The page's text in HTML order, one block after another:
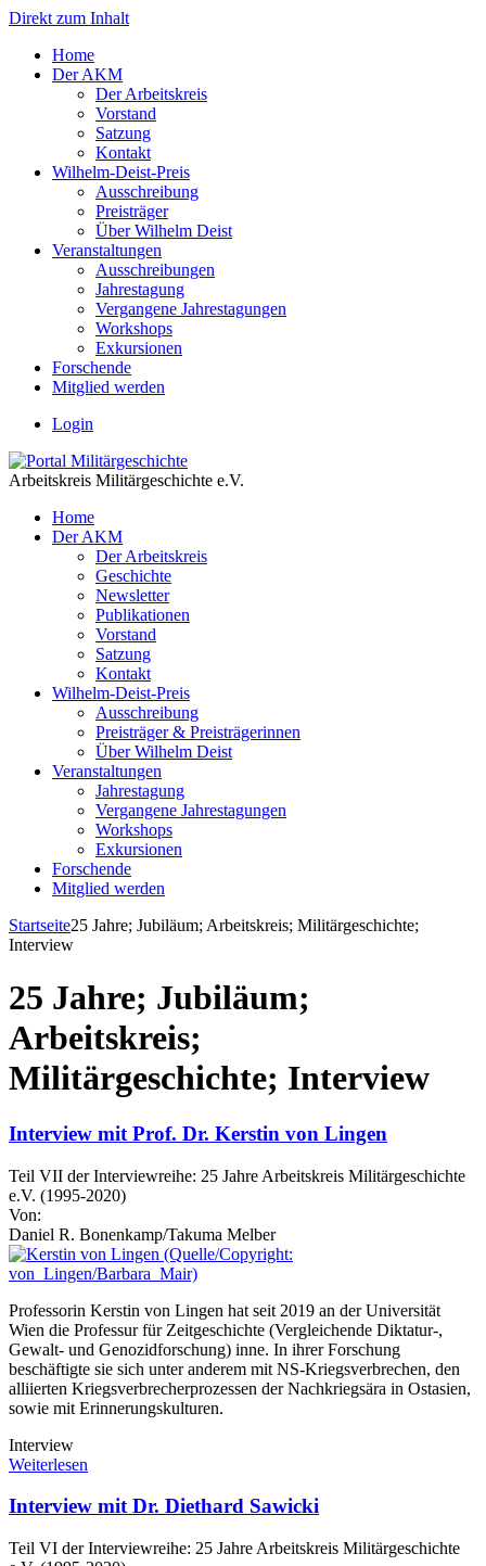
Direkt zum Inhalt
Home
Der AKM
Der Arbeitskreis
Vorstand
Satzung
Kontakt
Wilhelm-Deist-Preis
Ausschreibung
Preisträger
Über Wilhelm Deist
Veranstaltungen
Ausschreibungen
Jahrestagung
Vergangene Jahrestagungen
Workshops
Exkursionen
Forschende
Mitglied werden
Login
Arbeitskreis Militärgeschichte e.V.
Home
Der AKM
Der Arbeitskreis
Geschichte
Newsletter
Publikationen
Vorstand
Satzung
Kontakt
Wilhelm-Deist-Preis
Ausschreibung
Preisträger & Preisträgerinnen
Über Wilhelm Deist
Veranstaltungen
Jahrestagung
Vergangene Jahrestagungen
Workshops
Exkursionen
Forschende
Mitglied werden
Startseite25 Jahre; Jubiläum; Arbeitskreis; Militärgeschichte;
Interview
25 Jahre; Jubiläum;
Arbeitskreis;
Militärgeschichte; Interview
Interview mit Prof. Dr. Kerstin von Lingen
Teil VII der Interviewreihe: 25 Jahre Arbeitskreis Militärgeschichte
e.V. (1995-2020)
Von:
Daniel R. Bonenkamp/Takuma Melber
Professorin Kerstin von Lingen hat seit 2019 an der Universität
Wien die Professur für Zeitgeschichte (Vergleichende Diktatur-,
Gewalt- und Genozidforschung) inne. In ihrer Forschung
beschäftigte sie sich unter anderem mit NS-Kriegsverbrechen, den
alliierten Kriegsverbrecherprozessen der Nachkriegsära in Ostasien,
sowie mit Erinnerungskulturen.
Interview
Weiterlesen
Interview mit Dr. Diethard Sawicki
Teil VI der Interviewreihe: 25 Jahre Arbeitskreis Militärgeschichte